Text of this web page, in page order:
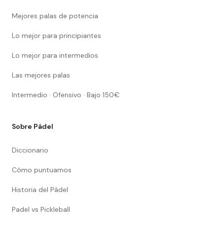
Mejores palas de potencia
Lo mejor para principiantes
Lo mejor para intermedios
Las mejores palas
Intermedio · Ofensivo · Bajo 150€
Sobre Pádel
Diccionario
Cómo puntuamos
Historia del Pádel
Padel vs Pickleball